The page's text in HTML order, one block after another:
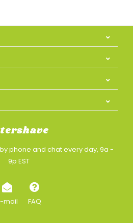
phone and chat every day, 9a -
9p EST
mail FAQ